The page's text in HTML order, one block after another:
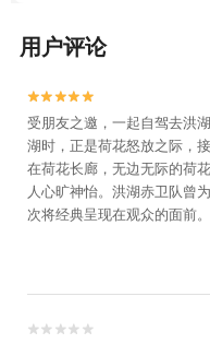
用户评论


受朋友之邀，一起自驾去洪
湖时，正是荷花怒放之际，
在荷花长廊，无边无际的荷
人心旷神怡。洪湖赤卫队曾
次将经典呈现在观众的面前

